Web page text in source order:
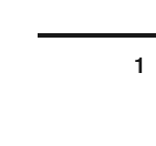
STRONA1